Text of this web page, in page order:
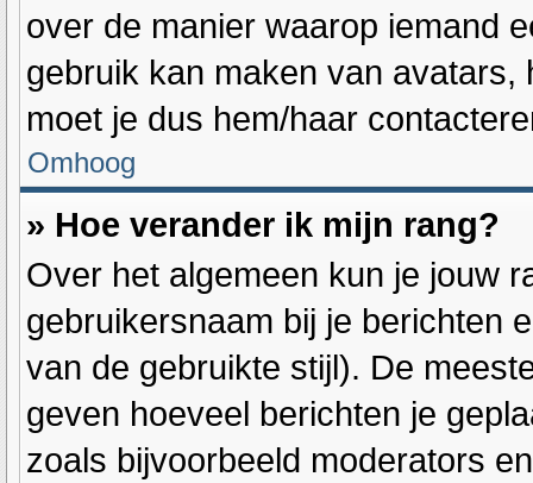
over de manier waarop iemand
gebruik kan maken van
moet je dus hem/haar
Omhoog
» Hoe verander ik mijn rang?
Over het algemeen kun je jouw
gebruikersnaam bij je berichten
van de gebruikte stijl). De
geven hoeveel berichten je
zoals bijvoorbeeld moderators